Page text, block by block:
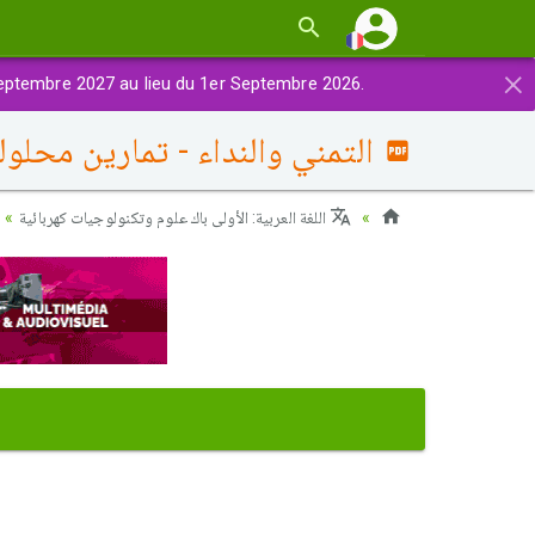
×
2027 au lieu du 1er Septembre 2026.
التمني والنداء - تمارين
اللغة العربية: الأولى باك علوم وتكنولوجيات كهربائية